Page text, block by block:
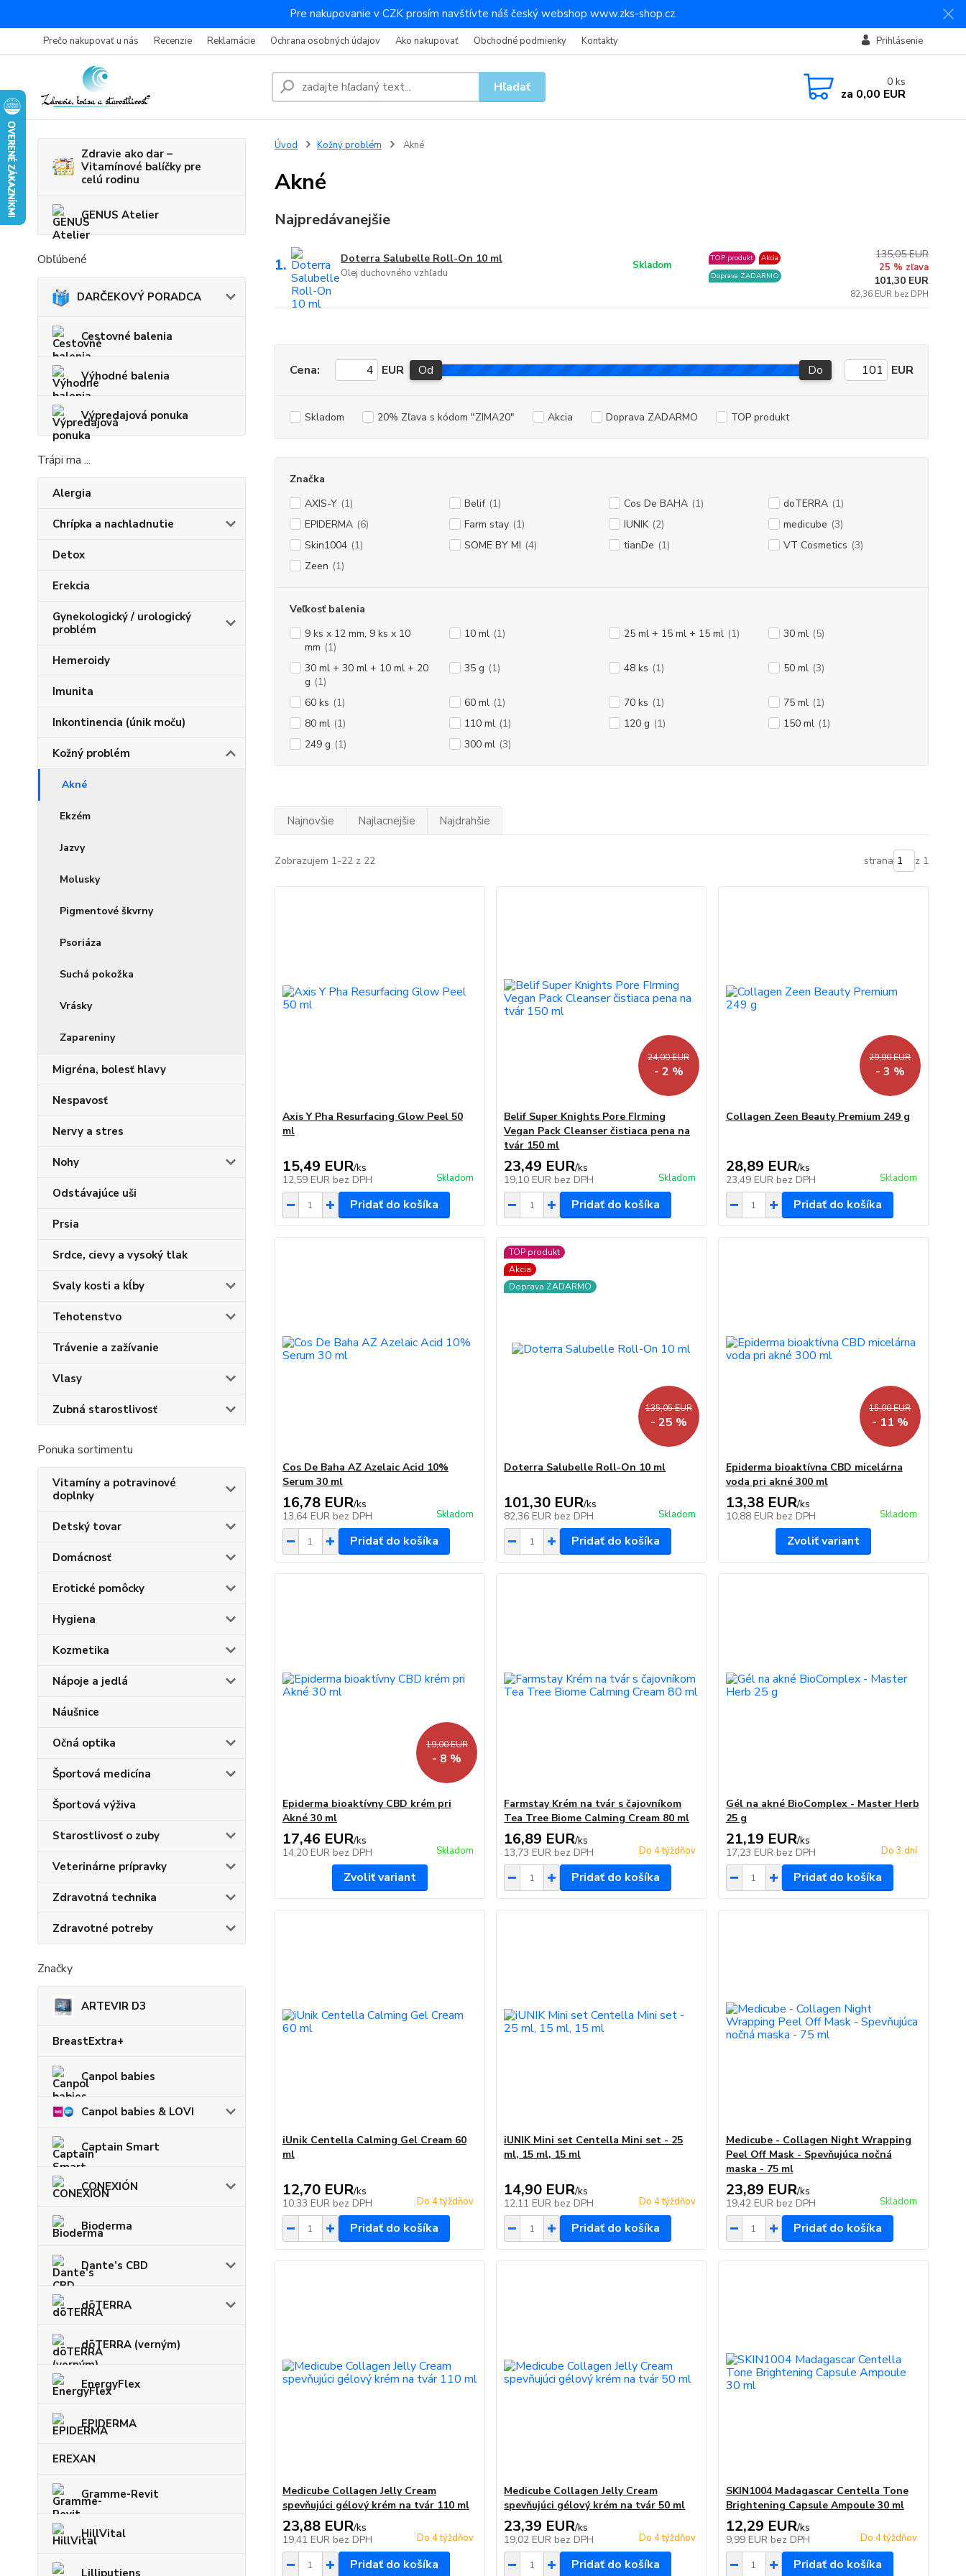
Pre nakupovanie v CZK prosím navštívte náš český webshop www.zks-shop.cz.
Prečo nakupovať u nás Recenzie Reklamácie Ochrana osobných údajov Ako nakupovať Obchodné podmienky Kontakty Prihlásenie
Hľadať 0 ks
za 0,00 EUR
Zdravie ako dar –
Vitamínové balíčky pre
celú rodinu
GENUS Atelier
Obľúbené
DARČEKOVÝ PORADCA
Cestovné balenia
Výhodné balenia
Výpredajová ponuka
Trápi ma ...
Alergia
Chrípka a nachladnutie
Detox
Erekcia
Gynekologický / urologický
problém
Hemeroidy
Imunita
Inkontinencia (únik moču)
Kožný problém
Akné
Ekzém
Jazvy
Molusky
Pigmentové škvrny
Psoriáza
Suchá pokožka
Vrásky
Zapareniny
Migréna, bolesť hlavy
Nespavosť
Nervy a stres
Nohy
Odstávajúce uši
Prsia
Srdce, cievy a vysoký tlak
Svaly kosti a kĺby
Tehotenstvo
Trávenie a zažívanie
Vlasy
Zubná starostlivosť
Ponuka sortimentu
Vitamíny a potravinové
doplnky
Detský tovar
Domácnosť
Erotické pomôcky
Hygiena
Kozmetika
Nápoje a jedlá
Náušnice
Očná optika
Športová medicína
Športová výživa
Starostlivosť o zuby
Veterinárne prípravky
Zdravotná technika
Zdravotné potreby
Značky
ARTEVIR D3
BreastExtra+
Canpol babies
Canpol babies & LOVI
Captain Smart
CONEXIÓN
Bioderma
Dante’s CBD
dōTERRA
dōTERRA (verným)
EnergyFlex
EPIDERMA
EREXAN
Gramme-Revit
HillVital
Lilliputiens
Úvod Kožný problém Akné
Akné
Najpredávanejšie
1. Doterra Salubelle Roll-On 10 ml
Olej duchovného vzhľadu
Skladom
TOP produkt
Akcia
Doprava ZADARMO
135,05 EUR
25 % zľava
101,30 EUR
82,36 EUR bez DPH
Cena: EUR Od Do EUR
Skladom 20% Zľava s kódom "ZIMA20" Akcia Doprava ZADARMO TOP produkt
Značka
AXIS-Y (1) Belif (1) Cos De BAHA (1) doTERRA (1)
EPIDERMA (6) Farm stay (1) IUNIK (2) medicube (3)
Skin1004 (1) SOME BY MI (4) tianDe (1) VT Cosmetics (3)
Zeen (1)
Veľkosť balenia
9 ks x 12 mm, 9 ks x 10
mm (1)
10 ml (1) 25 ml + 15 ml + 15 ml (1) 30 ml (5)
30 ml + 30 ml + 10 ml + 20
g (1)
35 g (1) 48 ks (1) 50 ml (3)
60 ks (1) 60 ml (1) 70 ks (1) 75 ml (1)
80 ml (1) 110 ml (1) 120 g (1) 150 ml (1)
249 g (1) 300 ml (3)
Najnovšie Najlacnejšie Najdrahšie
Zobrazujem 1-22 z 22 strana z 1
Axis Y Pha Resurfacing Glow Peel 50
ml
15,49 EUR/ks
12,59 EUR bez DPH Skladom
Pridať do košíka
24,00 EUR
- 2 %
Belif Super Knights Pore FIrming
Vegan Pack Cleanser čistiaca pena na
tvár 150 ml
23,49 EUR/ks
19,10 EUR bez DPH Skladom
Pridať do košíka
29,90 EUR
- 3 %
Collagen Zeen Beauty Premium 249 g
28,89 EUR/ks
23,49 EUR bez DPH Skladom
Pridať do košíka
Cos De Baha AZ Azelaic Acid 10%
Serum 30 ml
16,78 EUR/ks
13,64 EUR bez DPH Skladom
Pridať do košíka
TOP produkt
Akcia
Doprava ZADARMO
135,05 EUR
- 25 %
Doterra Salubelle Roll-On 10 ml
101,30 EUR/ks
82,36 EUR bez DPH Skladom
Pridať do košíka
15,00 EUR
- 11 %
Epiderma bioaktívna CBD micelárna
voda pri akné 300 ml
13,38 EUR/ks
10,88 EUR bez DPH Skladom
Zvoliť variant
19,00 EUR
- 8 %
Epiderma bioaktívny CBD krém pri
Akné 30 ml
17,46 EUR/ks
14,20 EUR bez DPH Skladom
Zvoliť variant
Farmstay Krém na tvár s čajovníkom
Tea Tree Biome Calming Cream 80 ml
16,89 EUR/ks
13,73 EUR bez DPH Do 4 týždňov
Pridať do košíka
Gél na akné BioComplex - Master Herb
25 g
21,19 EUR/ks
17,23 EUR bez DPH Do 3 dní
Pridať do košíka
iUnik Centella Calming Gel Cream 60
ml
12,70 EUR/ks
10,33 EUR bez DPH Do 4 týždňov
Pridať do košíka
iUNIK Mini set Centella Mini set - 25
ml, 15 ml, 15 ml
14,90 EUR/ks
12,11 EUR bez DPH Do 4 týždňov
Pridať do košíka
Medicube - Collagen Night Wrapping
Peel Off Mask - Spevňujúca nočná
maska - 75 ml
23,89 EUR/ks
19,42 EUR bez DPH Skladom
Pridať do košíka
Medicube Collagen Jelly Cream
spevňujúci gélový krém na tvár 110 ml
23,88 EUR/ks
19,41 EUR bez DPH Do 4 týždňov
Pridať do košíka
Medicube Collagen Jelly Cream
spevňujúci gélový krém na tvár 50 ml
23,39 EUR/ks
19,02 EUR bez DPH Do 4 týždňov
Pridať do košíka
SKIN1004 Madagascar Centella Tone
Brightening Capsule Ampoule 30 ml
12,29 EUR/ks
9,99 EUR bez DPH Do 4 týždňov
Pridať do košíka